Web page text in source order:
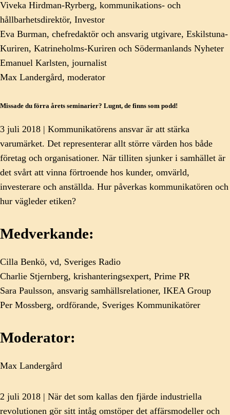
Viveka Hirdman-Ryrberg, kommunikations- och
hållbarhetsdirektör, Investor
Eva Burman, chefredaktör och ansvarig utgivare, Eskilstuna-
Kuriren, Katrineholms-Kuriren och Södermanlands Nyheter
Emanuel Karlsten, journalist
Max Landergård, moderator
Missade du förra årets seminarier? Lugnt, de finns som podd!
3 juli 2018 | Kommunikatörens ansvar är att stärka
varumärket. Det representerar allt större värden hos både
företag och organisationer. När tilliten sjunker i samhället är
det svårt att vinna förtroende hos kunder, omvärld,
investerare och anställda. Hur påverkas kommunikatören och
hur vägleder etiken?
Medverkande:
Cilla Benkö, vd, Sveriges Radio
Charlie Stjernberg, krishanteringsexpert, Prime PR
Sara Paulsson, ansvarig samhällsrelationer, IKEA Group
Per Mossberg, ordförande, Sveriges Kommunikatörer
Moderator:
Max Landergård
2 juli 2018 | När det som kallas den fjärde industriella
revolutionen gör sitt intåg omstöper det affärsmodeller och